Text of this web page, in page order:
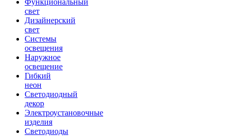
Функциональный
свет
Дизайнерский
свет
Системы
освещения
Наружное
освещение
Гибкий
неон
Светодиодный
декор
Электроустановочные
изделия
Светодиоды